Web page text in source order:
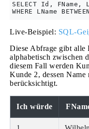
SELECT Id, FName,
Live-Beispiel: SQL-
Diese Abfrage gibt alle
alphabetisch zwischen
diesem Fall werden
Kunde 2, dessen
berücksichtigt.
Ich würde